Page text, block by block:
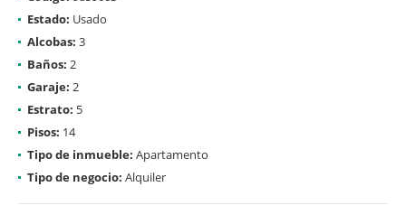
Estado: Usado
Alcobas: 3
Baños: 2
Garaje: 2
Estrato: 5
Pisos: 14
Tipo de inmueble: Apartamento
Tipo de negocio: Alquiler